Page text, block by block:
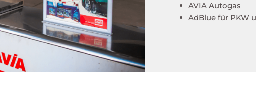
AVIA Autogas
AdBlue für PKW